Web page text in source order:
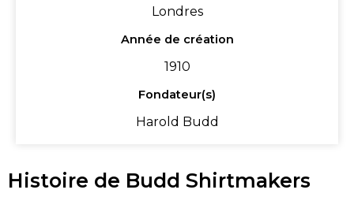
Londres
Année de création
1910
Fondateur(s)
Harold Budd
Histoire de Budd Shirtmakers